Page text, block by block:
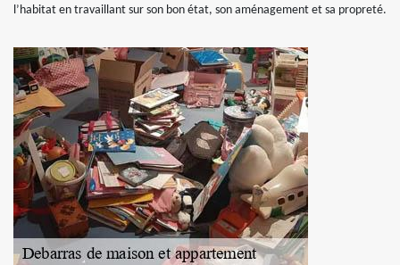
l’habitat en travaillant sur son bon état, son aménagement et sa propreté.